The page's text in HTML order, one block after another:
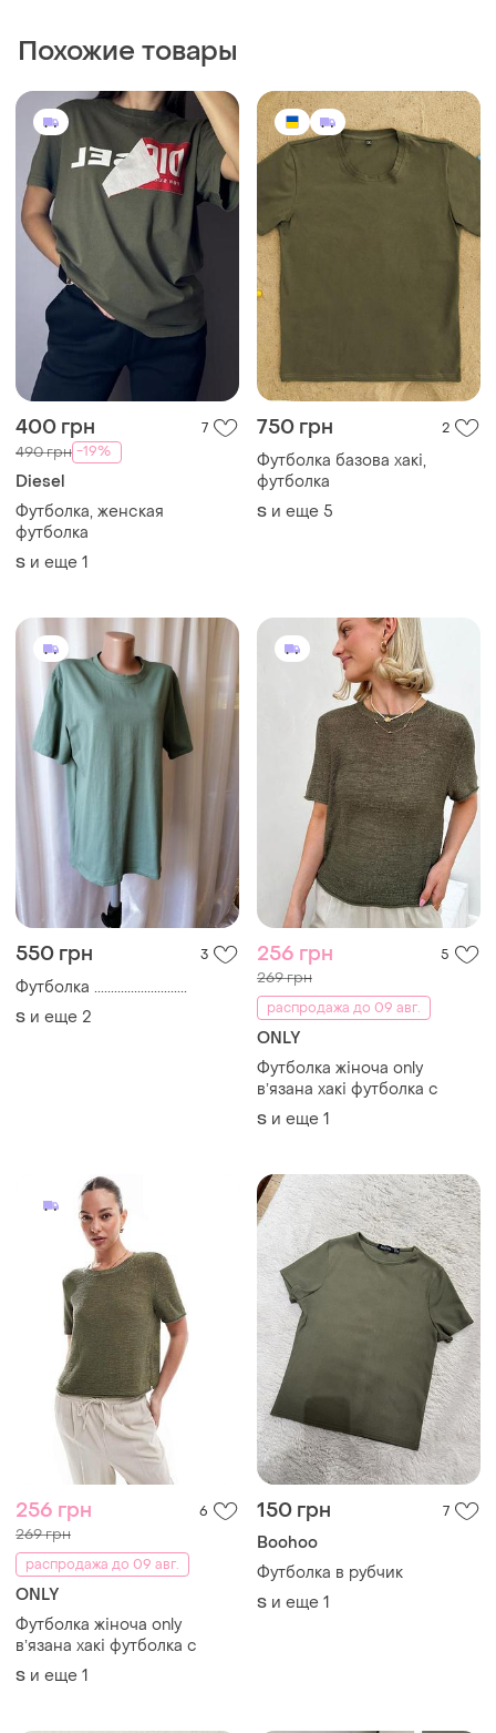
Похожие товары
400 грн 7
490 грн -19%
Diesel
Футболка, женская
футболка
S и еще 1
750 грн 2
Футболка базова хакі,
футболка
S и еще 5
550 грн 3
Футболка ............................
S и еще 2
256 грн 5
269 грн
распродажа до 09 авг.
ONLY
Футболка жіноча only
вʼязана хакі футболка с
S и еще 1
256 грн 6
269 грн
распродажа до 09 авг.
ONLY
Футболка жіноча only
вʼязана хакі футболка с
S и еще 1
150 грн 7
Boohoo
Футболка в рубчик
S и еще 1